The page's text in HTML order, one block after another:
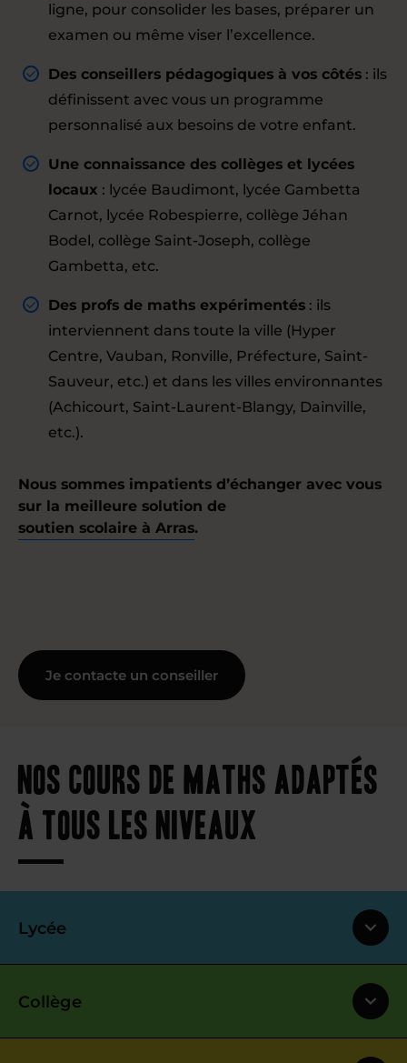
ligne, pour consolider les bases, préparer un
examen ou même viser l’excellence.
Des conseillers pédagogiques à vos côtés : ils
définissent avec vous un programme
personnalisé aux besoins de votre enfant.
Une connaissance des collèges et lycées
locaux : lycée Baudimont, lycée Gambetta
Carnot, lycée Robespierre, collège Jéhan
Bodel, collège Saint-Joseph, collège
Gambetta, etc.
Des profs de maths expérimentés : ils
interviennent dans toute la ville (Hyper
Centre, Vauban, Ronville, Préfecture, Saint-
Sauveur, etc.) et dans les villes environnantes
(Achicourt, Saint-Laurent-Blangy, Dainville,
etc.).
Nous sommes impatients d’échanger avec vous
sur la meilleure solution de
soutien scolaire à Arras.
Je contacte un conseiller
Nos cours de maths adaptés
à tous les niveaux
Lycée
Collège